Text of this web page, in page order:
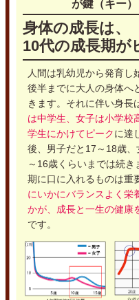
が鍵（キー）
身体の成長は、
10代の成長期が
人間は乳幼児から発育し
後半までに大人の身体へ
きます。それに伴い身長
は中学生、女子は小学校
学生にかけてピークに達
後、男子だと17～18歳
～16歳くらいまでは続き
期に口に入れるものは重
にいかにバランスよく栄
かが、成長と一生の健康
です。